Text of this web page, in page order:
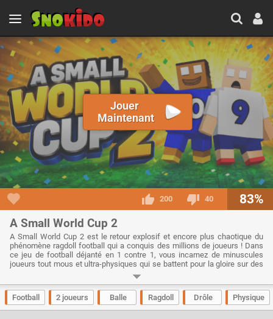
Jouer
Maintenant
200 40 83%
A Small World Cup 2
A Small World Cup 2 est le retour explosif et encore plus chaotique du
phénomène ragdoll football qui a conquis des millions de joueurs ! Dans
ce jeu de football déjanté en 1 contre 1, vous incarnez de minuscules
joueurs tout mous et ultra-physiques qui se battent pour la gloire sur des
terrains minuscules. Oubliez les simulations réalistes : ici, chaque match
se contorsionnent dans tous les sens
Un gameplay simple d'accès et
Football 2 joueurs Balle Ragdoll Drôle Physique